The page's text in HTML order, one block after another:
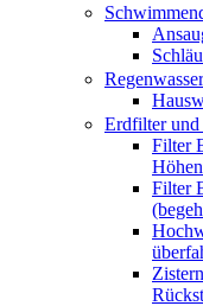
Erdfilter
Filter
Filter